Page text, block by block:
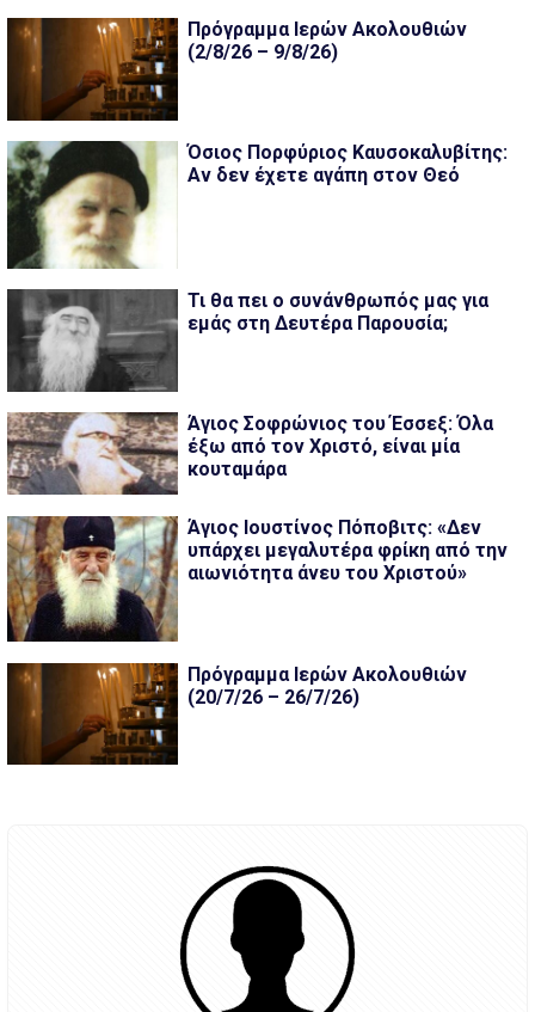
Πρόγραμμα Ιερών Ακολουθιών
(2/8/26 – 9/8/26)
Όσιος Πορφύριος Καυσοκαλυβίτης:
Αν δεν έχετε αγάπη στον Θεό
Τι θα πει ο συνάνθρωπός μας για
εμάς στη Δευτέρα Παρουσία;
Άγιος Σοφρώνιος του Έσσεξ: Όλα
έξω από τον Χριστό, είναι μία
κουταμάρα
Άγιος Ιουστίνος Πόποβιτς: «Δεν
υπάρχει μεγαλυτέρα φρίκη από την
αιωνιότητα άνευ του Χριστού»
Πρόγραμμα Ιερών Ακολουθιών
(20/7/26 – 26/7/26)